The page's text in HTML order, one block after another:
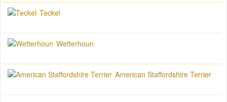
Teckel
Wetterhoun
American Staffordshire Terrier